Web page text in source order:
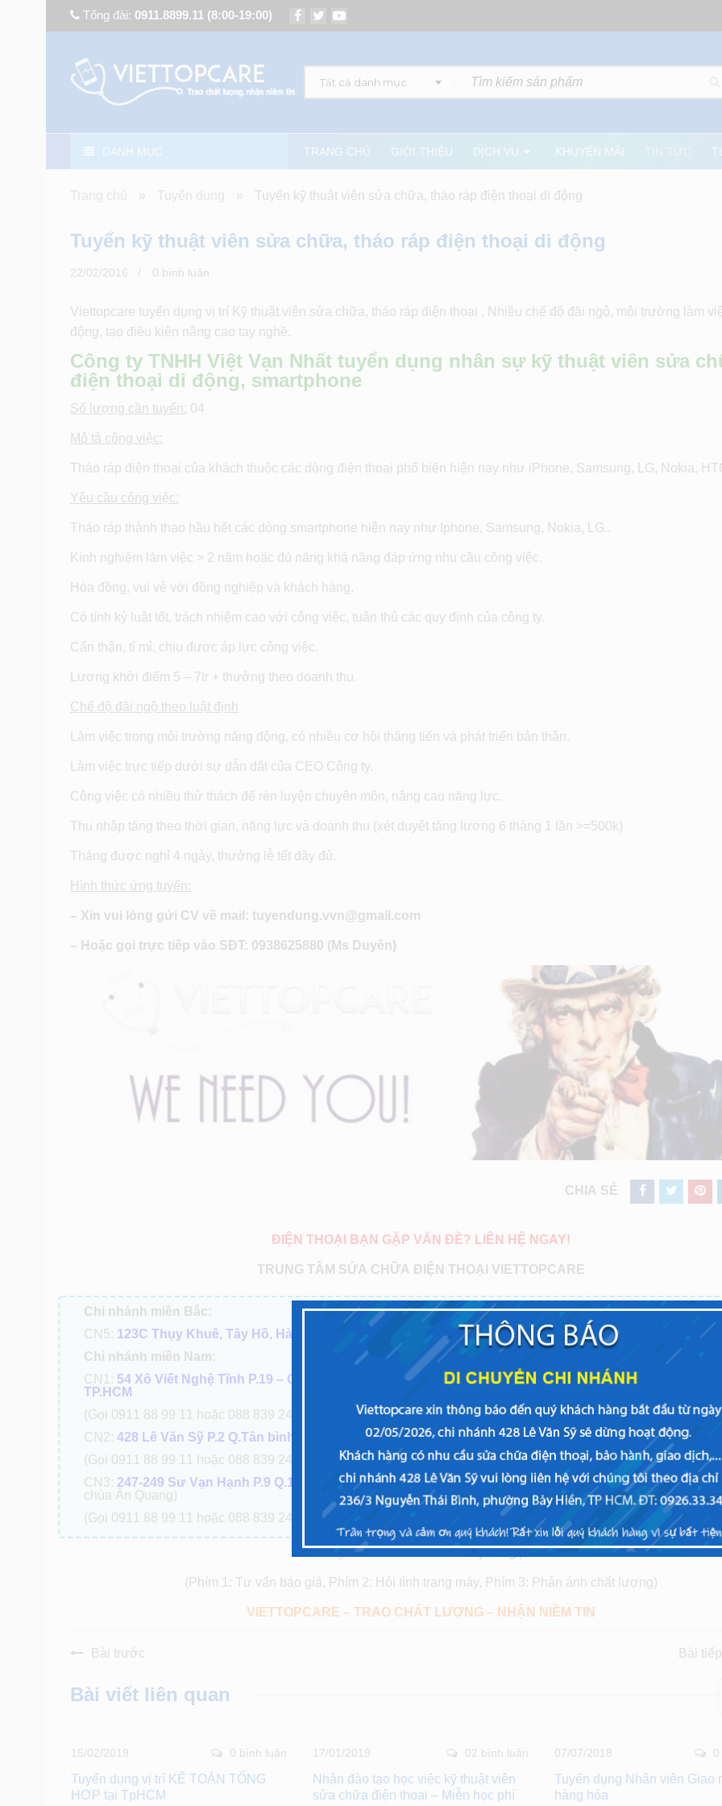
Tổng đài: 0911.8899.11 (8:00-19:00)
Tất cả danh mục
DANH MỤC TRANG CHỦ GIỚI THIỆU DỊCH VỤ KHUYẾN MÃI TIN TỨC
Trang chủ » Tuyển dụng » Tuyển kỹ thuật viên sửa chữa, tháo ráp điện thoại di động
Tuyển kỹ thuật viên sửa chữa, tháo ráp điện thoại di động
22/02/2016 0 bình luân
Viettopcare tuyển dụng vị trí Kỹ thuật viên sửa chữa, tháo ráp điện thoại . Nhiều chế độ đãi ngộ, môi trường làm
động, tạo điều kiện nâng cao tay nghề.
Công ty TNHH Việt Vạn Nhất tuyển dụng nhân sự kỹ thuật viên sửa
điện thoại di động, smartphone
Số lượng cần tuyển: 04
Mô tả công việc:
Tháo ráp điện thoại của khách thuộc các dòng điện thoại phổ biến hiện nay như iPhone, Samsung, LG, Nokia,
Yêu cầu công việc:
Tháo ráp thành thạo hầu hết các dòng smartphone hiện nay như Iphone, Samsung, Nokia, LG..
Kinh nghiệm làm việc > 2 năm hoặc đủ năng khả năng đáp ứng nhu cầu công việc.
Hòa đồng, vui vẻ với đồng nghiệp và khách hàng.
Có tính kỷ luật tốt, trách nhiệm cao với công việc, tuân thủ các quy định của công ty.
Cẩn thận, tỉ mỉ, chịu được áp lực công việc.
Lương khởi điểm 5 – 7tr + thưởng theo doanh thu.
Chế độ đãi ngộ theo luật định
Làm việc trong môi trường năng động, có nhiều cơ hội thăng tiến và phát triển bản thân.
Làm việc trực tiếp dưới sự dẫn dắt của CEO Công ty.
Công việc có nhiều thử thách để rèn luyện chuyên môn, nâng cao năng lực.
Thu nhập tăng theo thời gian, năng lực và doanh thu (xét duyệt tăng lương 6 tháng 1 lần >=500k)
Tháng được nghỉ 4 ngày, thưởng lễ tết đầy đủ.
Hình thức ứng tuyển:
– Xin vui lòng gửi CV về mail: tuyendung.vvn@gmail.com
– Hoặc gọi trực tiếp vào SĐT: 0938625880 (Ms Duyên)
CHIA SẺ
ĐIỆN THOẠI BẠN GẶP VẤN ĐỀ? LIÊN HỆ NGAY!
TRUNG TÂM SỬA CHỮA ĐIỆN THOẠI VIETTOPCARE
Chi nhánh miền Bắc:
CN5: 123C Thụy Khuê, Tây Hồ, Hà Nội
Chi nhánh miền Nam:
CN1: 54 Xô Viết Nghệ Tĩnh P.19 – Q. Bình Thạnh
TP.HCM
(Gọi 0911 88 99 11 hoặc 088 839 2424 )
CN2: 428 Lê Văn Sỹ P.2 Q.Tân bình TPHCM
(Gọi 0911 88 99 11 hoặc 088 839 2424 )
CN3: 247-249 Sư Vạn Hạnh P.9 Q.10, Tp.HCM(cạnh
chùa Ấn Quang)
(Gọi 0911 88 99 11 hoặc 088 839 2424 )
CN4:81 Dương Văn Cam P.Linh Tây Q. Thủ
TPHCM
(Gần chợ Thủ Đức)
(Gọi 0911 88 99 11 hoặc 088 839 2424 )
CN6: 37 Nguyễn Oanh P.10 Q. Gò vấp TPHCM
CN7:288 Nguyễn Tất Thành P.13 Q.4 TpHCM
trường ĐH Nguyễn Tất Thành)
Di động: 0911 88 99 11 hoặc 088 839 2424
Tổng đài:0911.8899.11 Nhấp để gọi
(Phím 1: Tư vấn báo giá, Phím 2: Hỏi tình trạng máy, Phím 3: Phản ánh chất lượng)
VIETTOPCARE – TRAO CHẤT LƯỢNG – NHẬN NIỀM TIN
Bài trước Bài
Bài viết liên quan
15/02/2019 0 bình luân
Tuyển dụng vị trí KẾ TOÁN TỔNG
HỢP tại TpHCM
17/01/2019 02 bình luân
Nhận đào tạo học việc kỹ thuật viên
sửa chữa điện thoại – Miễn học phí
07/07/2018
Tuyển dụng Nhân viên Giao
hàng hóa